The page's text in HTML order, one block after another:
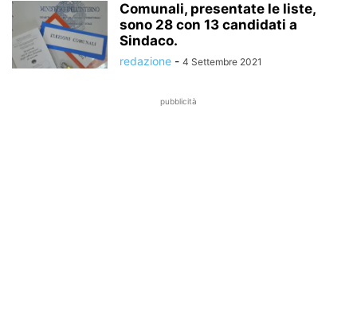
Comunali, presentate le liste,
sono 28 con 13 candidati a
Sindaco.
redazione - 4 Settembre 2021
pubblicità